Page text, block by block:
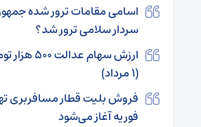
اسامی مقامات ترور شده
سردار سلامی ترور شد؟
ارزش سهام
(۱ مرداد)
فوریه آغاز می‌شود